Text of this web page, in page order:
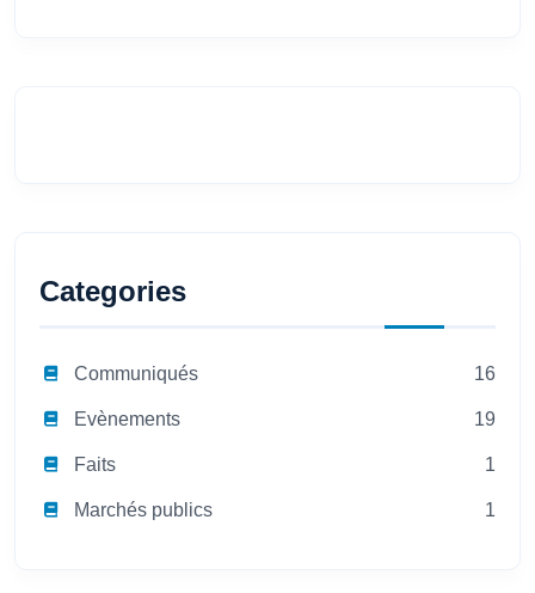
Categories
Communiqués 16
Evènements 19
Faits 1
Marchés publics 1